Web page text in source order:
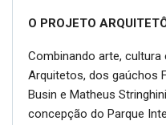
O PROJETO
Combinando arte,
Arquitetos, dos gaúchos
Busin e Matheus
concepção do Parque